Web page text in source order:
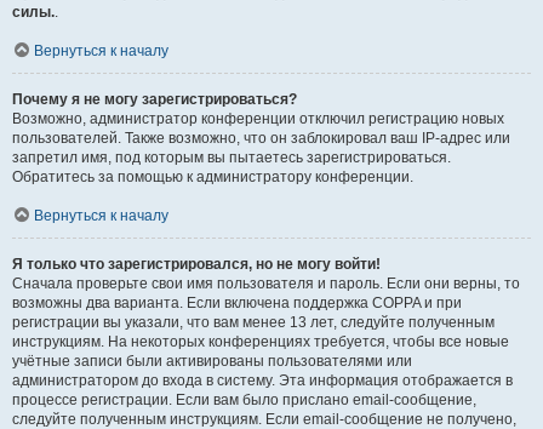
силы..
Вернуться к началу
Почему я не могу зарегистрироваться?
Возможно, администратор конференции отключил регистрацию новых
пользователей. Также возможно, что он заблокировал ваш IP-адрес или
запретил имя, под которым вы пытаетесь зарегистрироваться.
Обратитесь за помощью к администратору конференции.
Вернуться к началу
Я только что зарегистрировался, но не могу войти!
Сначала проверьте свои имя пользователя и пароль. Если они верны, то
возможны два варианта. Если включена поддержка COPPA и при
регистрации вы указали, что вам менее 13 лет, следуйте полученным
инструкциям. На некоторых конференциях требуется, чтобы все новые
учётные записи были активированы пользователями или
администратором до входа в систему. Эта информация отображается в
процессе регистрации. Если вам было прислано email-сообщение,
следуйте полученным инструкциям. Если email-сообщение не получено,